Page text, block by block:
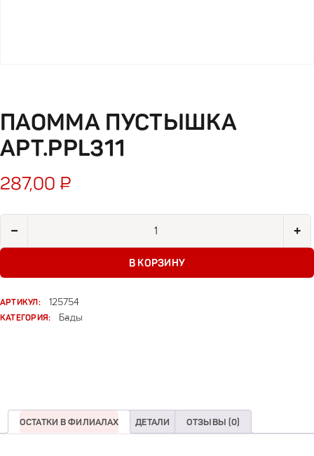
ПАОММА ПУСТЫШКА
АРТ.PPL311
287,00 ₽
− +
В КОРЗИНУ
АРТИКУЛ:
125754
КАТЕГОРИЯ:
Бады
ОСТАТКИ В ФИЛИАЛАХ ДЕТАЛИ ОТЗЫВЫ (0)